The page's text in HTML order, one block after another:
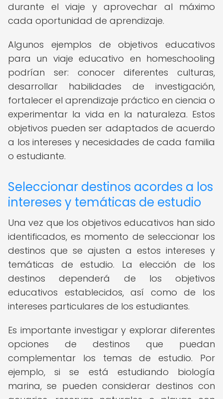
durante el viaje y aprovechar al máximo
cada oportunidad de aprendizaje.
Algunos ejemplos de objetivos educativos
para un viaje educativo en homeschooling
podrían ser: conocer diferentes culturas,
desarrollar habilidades de investigación,
fortalecer el aprendizaje práctico en ciencia o
experimentar la vida en la naturaleza. Estos
objetivos pueden ser adaptados de acuerdo
a los intereses y necesidades de cada familia
o estudiante.
Seleccionar destinos acordes a los
intereses y temáticas de estudio
Una vez que los objetivos educativos han sido
identificados, es momento de seleccionar los
destinos que se ajusten a estos intereses y
temáticas de estudio. La elección de los
destinos dependerá de los objetivos
educativos establecidos, así como de los
intereses particulares de los estudiantes.
Es importante investigar y explorar diferentes
opciones de destinos que puedan
complementar los temas de estudio. Por
ejemplo, si se está estudiando biología
marina, se pueden considerar destinos con